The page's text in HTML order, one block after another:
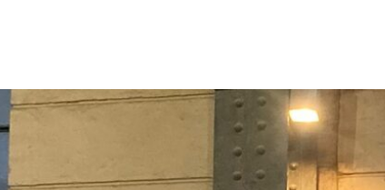
Diccionario portátil de la literatura
Libros usados